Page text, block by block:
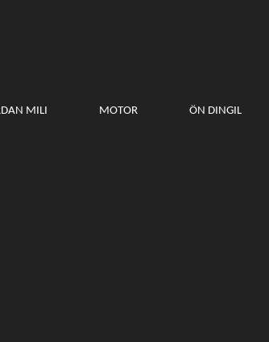
MILI MOTOR ÖN DINGIL